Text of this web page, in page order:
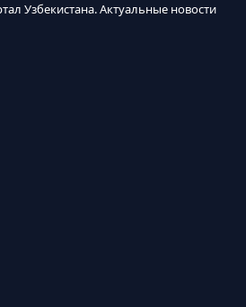
Узбекистана. Актуальные новости